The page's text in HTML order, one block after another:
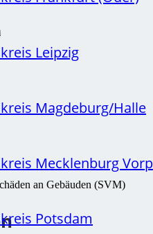
Leipzig
Magdeburg/Halle
Mecklenburg
Potsdam
an Gebäuden (SVM)